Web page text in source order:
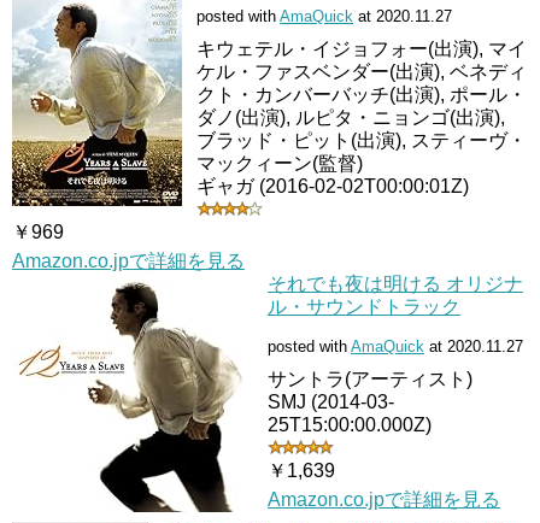
posted with AmaQuick at 2020.11.27
キウェテル・イジョフォー(出演), マイ
ケル・ファスベンダー(出演), ベネディ
クト・カンバーバッチ(出演), ポール・
ダノ(出演), ルピタ・ニョンゴ(出演),
ブラッド・ピット(出演), スティーヴ・
マックィーン(監督)
ギャガ (2016-02-02T00:00:01Z)
￥969
Amazon.co.jpで詳細を見る
それでも夜は明ける オリジナ
ル・サウンドトラック
posted with AmaQuick at 2020.11.27
サントラ(アーティスト)
SMJ (2014-03-
25T15:00:00.000Z)
￥1,639
Amazon.co.jpで詳細を見る